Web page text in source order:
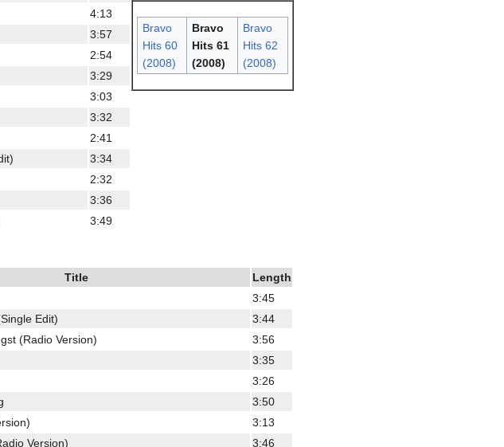
Bravo
Hits 60
(2008)
Bravo
Hits 61
(2008)
Bravo
Hits 62
(2008)
4:13
3:57
2:54
3:29
3:03
3:32
2:41
3:34
2:32
3:36
3:49
Title
Length
3:45
Edit)
3:44
(Radio Version)
3:56
3:35
3:26
3:50
3:13
Version)
3:46